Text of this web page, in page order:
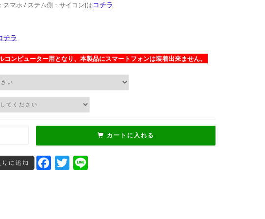
スマホ / ステム側：サイコン]はコチラ
チラ
ンピューター用となり、本製品にスマートフォンは装着出来ません。
カートに入れる
に追加 Facebook
Twitter